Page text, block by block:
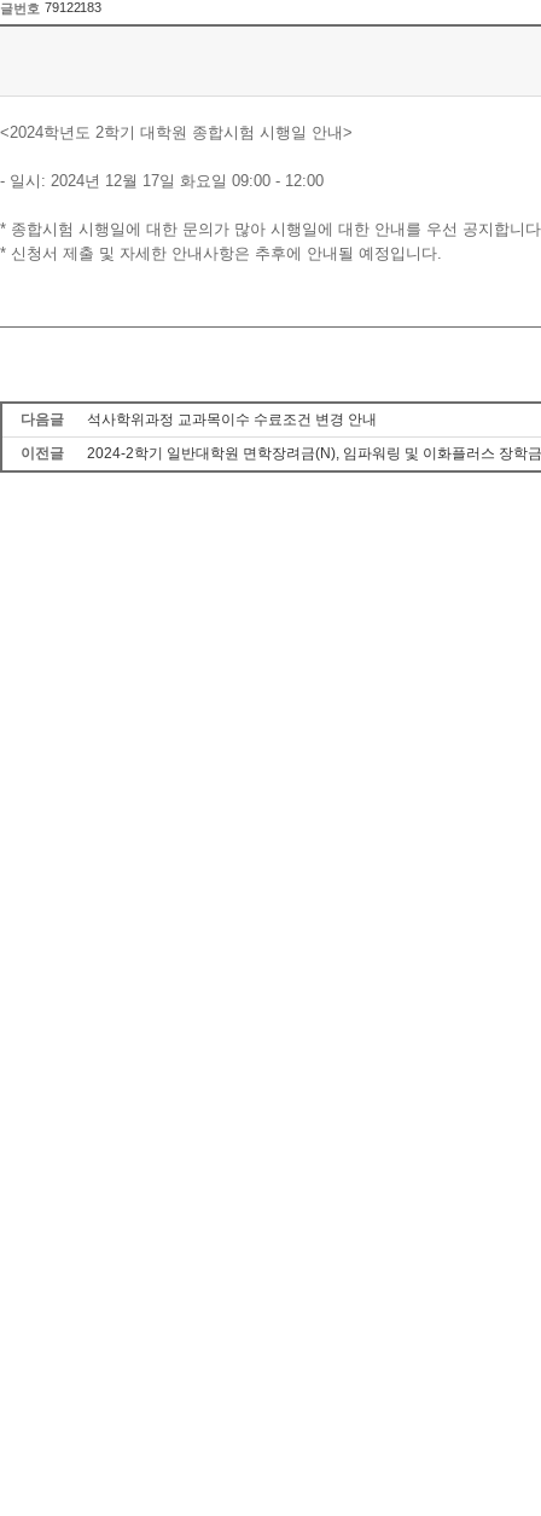
글번호 79122183
<2024학년도 2학기 대학원 종합시험 시행일 안내>
- 일시: 2024년 12월 17일 화요일 09:00 - 12:00
* 종합시험 시행일에 대한 문의가 많아 시행일에 대한 안내를 우선 공지합니
* 신청서 제출 및 자세한 안내사항은 추후에 안내될 예정입니다.
다음글
석사학위과정 교과목이수 수료조건 변경 안내
이전글
2024-2학기 일반대학원 면학장려금(N), 임파워링 및 이화플러스 장학